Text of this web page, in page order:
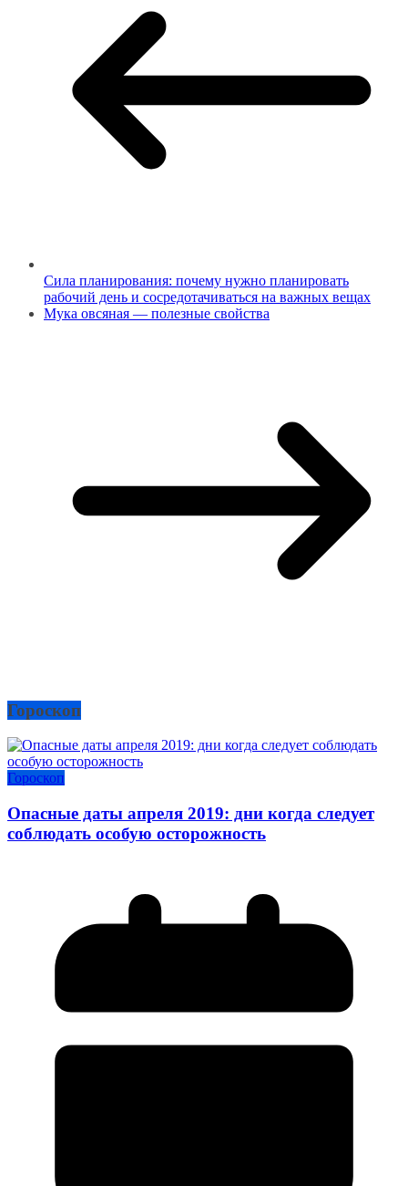
Сила планирования: почему нужно планировать
рабочий день и сосредотачиваться на важных вещах
Мука овсяная — полезные свойства
Гороскоп
Гороскоп
Опасные даты апреля 2019: дни когда следует
соблюдать особую осторожность